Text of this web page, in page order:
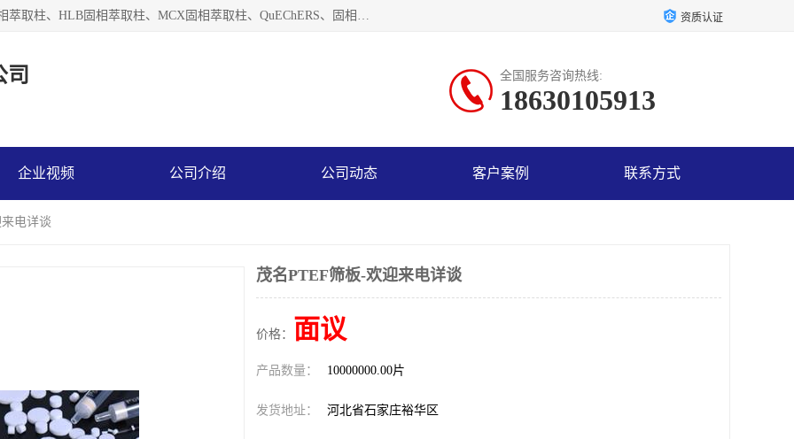
河北艺心逸意科技有限公司主营：C18固相萃取柱、Florisil固相萃取柱、HLB固相萃取柱、MCX固相萃取柱、QuEChERS、固相萃取空柱、针式过滤器 、固相萃取柱、黄曲霉毒素亲和柱。全国咨询热线：18630105913。河北艺心逸意科技有限公司接受来样定做，我们秉承着“顾客至上，锐意进取”的经营理念，坚持客户至上的原则为广大客户提供优质的服务，欢迎广大客户惠顾！免费咨询！ 资质认证
司 全国服务咨询热线:
18630105913
企业视频 公司介绍 公司动态 客户案例 联系方式
电详谈
茂名PTEF筛板-欢迎来电详谈
价格： 面议
产品数量： 10000000.00片
发货地址： 河北省石家庄裕华区